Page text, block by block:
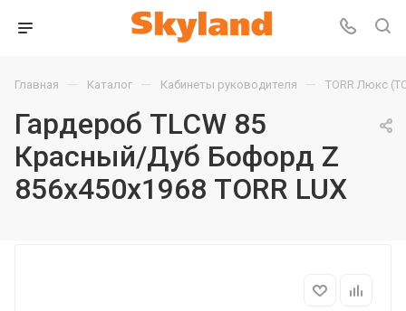
Главная — Каталог — Кабинеты руководителя — TORR Люкс
Гардероб TLCW 85
Красный/Дуб Бофорд Z
856х450х1968 TORR LUX